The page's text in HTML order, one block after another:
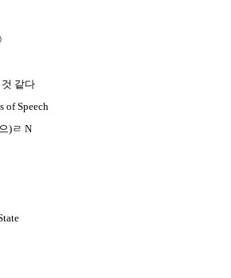
같다
of Speech
)ㄹ N